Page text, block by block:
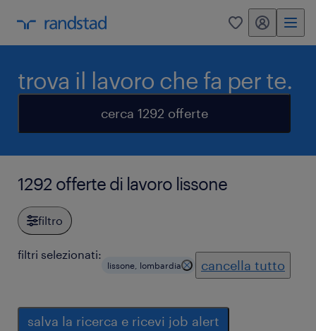
0 my randstad
trova il lavoro che fa per te.
cerca 1292 offerte
1292 offerte di lavoro lissone
filtro
filtri selezionati:
lissone, lombardia cancella tutto
salva la ricerca e ricevi job alert